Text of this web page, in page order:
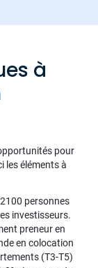
à
pour
les éléments à
personnes
investisseurs.
preneur en
en colocation
(T3-T5)